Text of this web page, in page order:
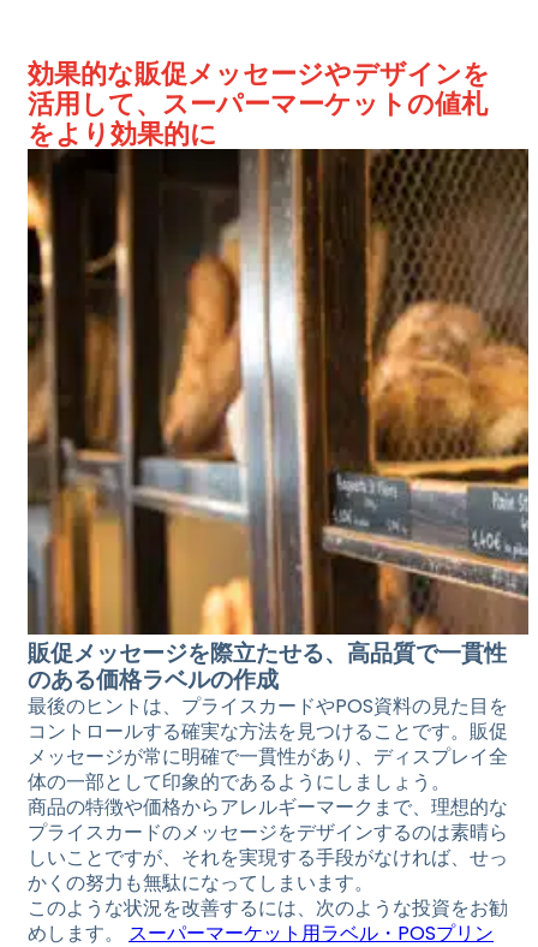
効果的な販促メッセージやデザインを
活用して、スーパーマーケットの値札
をより効果的に
販促メッセージを際立たせる、高品質で一貫性
のある価格ラベルの作成
最後のヒントは、プライスカードやPOS資料の見た目を
コントロールする確実な方法を見つけることです。販促
メッセージが常に明確で一貫性があり、ディスプレイ全
体の一部として印象的であるようにしましょう。
商品の特徴や価格からアレルギーマークまで、理想的な
プライスカードのメッセージをデザインするのは素晴ら
しいことですが、それを実現する手段がなければ、せっ
かくの努力も無駄になってしまいます。
このような状況を改善するには、次のような投資をお勧
めします。 スーパーマーケット用ラベル・POSプリン